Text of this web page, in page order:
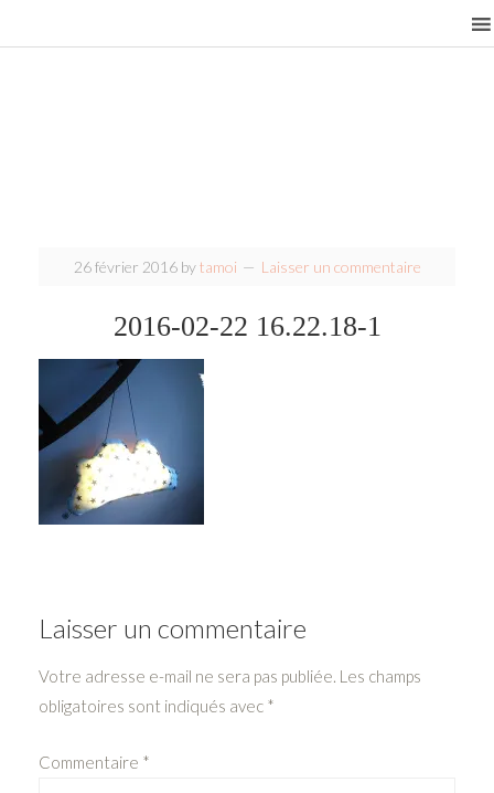
26 février 2016bytamoi Laisser un commentaire
2016-02-22 16.22.18-1
Laisser un commentaire
Votre adresse e-mail ne sera pas publiée. Les champs
obligatoires sont indiqués avec *
Commentaire *